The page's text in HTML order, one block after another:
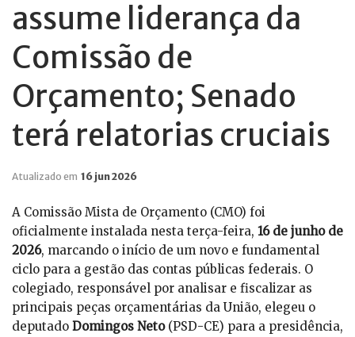
assume liderança da
Comissão de
Orçamento; Senado
terá relatorias cruciais
Atualizado em 16 jun 2026
A Comissão Mista de Orçamento (CMO) foi
oficialmente instalada nesta terça-feira, 16 de junho de
2026, marcando o início de um novo e fundamental
ciclo para a gestão das contas públicas federais. O
colegiado, responsável por analisar e fiscalizar as
principais peças orçamentárias da União, elegeu o
deputado Domingos Neto(PSD-CE) para a presidência,